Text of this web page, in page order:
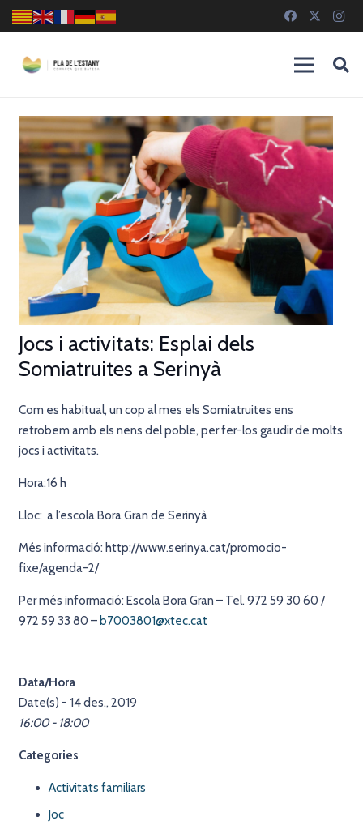
Jocs i activitats: Esplai dels
Somiatruites a Serinyà
Com es habitual, un cop al mes els Somiatruites ens
retrobem amb els nens del poble, per fer-los gaudir de molts
jocs i activitats.
Hora:16 h
Lloc: a l’escola Bora Gran de Serinyà
Més informació: http://www.serinya.cat/promocio-
fixe/agenda-2/
Per més informació: Escola Bora Gran – Tel. 972 59 30 60 /
972 59 33 80 – b7003801@xtec.cat
Data/Hora
Date(s) - 14 des., 2019
16:00 - 18:00
Categories
Activitats familiars
Joc